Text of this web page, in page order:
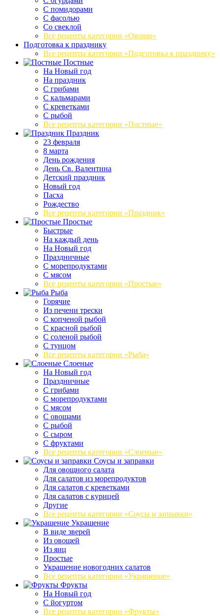
С помидорами
С фасолью
Со свеклой
Все рецепты категории «Овощи»
Подготовка к празднику
Все рецепты категории «Подготовка к празднику»
Постные
На Новый год
На праздник
С грибами
С кальмарами
С креветками
С рыбой
Все рецепты категории «Постные»
Праздник
23 февраля
8 марта
День рождения
День Св. Валентина
Детский праздник
Новый год
Пасха
Рождество
Все рецепты категории «Праздник»
Простые
Быстрые
На каждый день
На Новый год
Праздничные
С морепродуктами
С мясом
Все рецепты категории «Простые»
Рыба
Горячие
Из печени трески
С копченой рыбой
С красной рыбой
С соленой рыбой
С тунцом
Все рецепты категории «Рыба»
Слоеные
На Новый год
Праздничные
С грибами
С морепродуктами
С мясом
С овощами
С рыбой
С сыром
С фруктами
Все рецепты категории «Слоеные»
Соусы и заправки
Для овощного салата
Для салатов из морепродуктов
Для салатов с креветками
Для салатов с курицей
Другие
Все рецепты категории «Соусы и заправки»
Украшение
В виде зверей
Из овощей
Из яиц
Простые
Украшение новогодних салатов
Все рецепты категории «Украшение»
Фрукты
На Новый год
С йогуртом
Все рецепты категории «Фрукты»